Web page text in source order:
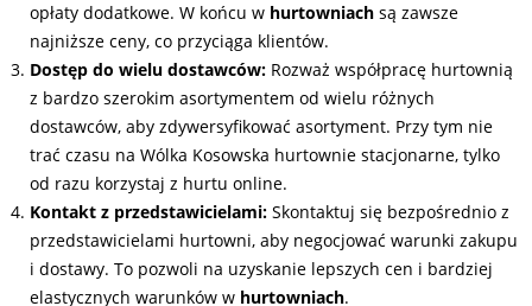
opłaty dodatkowe. W końcu w hurtowniach są zawsze
najniższe ceny, co przyciąga klientów.
Dostęp do wielu dostawców: Rozważ współpracę hurtownią
z bardzo szerokim asortymentem od wielu różnych
dostawców, aby zdywersyfikować asortyment. Przy tym nie
trać czasu na Wólka Kosowska hurtownie stacjonarne, tylko
od razu korzystaj z hurtu online.
Kontakt z przedstawicielami: Skontaktuj się bezpośrednio z
przedstawicielami hurtowni, aby negocjować warunki zakupu
i dostawy. To pozwoli na uzyskanie lepszych cen i bardziej
elastycznych warunków w hurtowniach.